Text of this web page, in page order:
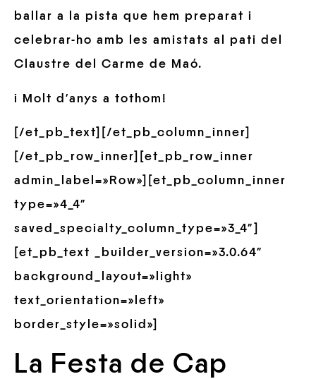
ballar a la pista que hem preparat i
celebrar-ho amb les amistats al pati del
Claustre del Carme de Maó.
i Molt d’anys a tothom!
[/et_pb_text][/et_pb_column_inner]
[/et_pb_row_inner][et_pb_row_inner
admin_label=»Row»][et_pb_column_inner
type=»4_4″
saved_specialty_column_type=»3_4″]
[et_pb_text _builder_version=»3.0.64″
background_layout=»light»
text_orientation=»left»
border_style=»solid»]
La Festa de Cap